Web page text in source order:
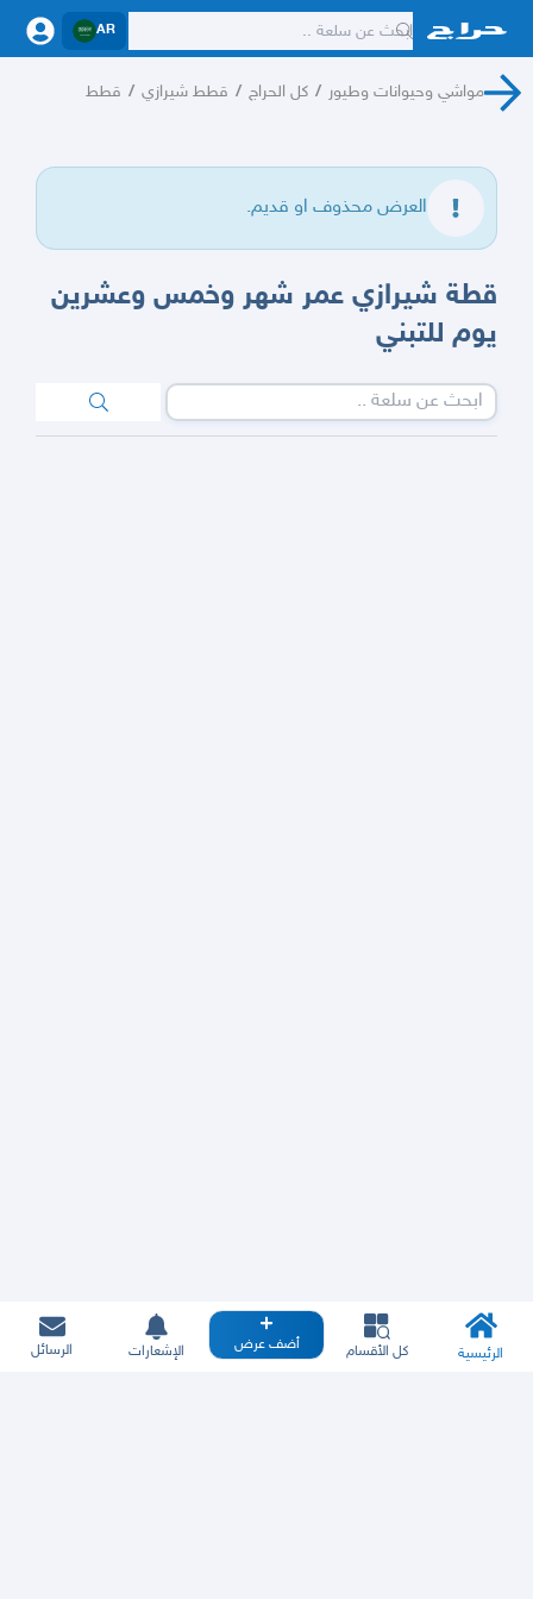
AR
مواشي وحيوانات وطيور / كل الحراج / قطط شيرازي / قطط
العرض محذوف او قديم.
قطة شيرازي عمر شهر وخمس وعشرين
يوم للتبني
الرئيسية كل الأقسام أضف عرض الإشعارات الرسائل